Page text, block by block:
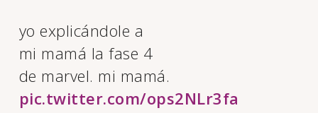
yo explicándole a
mi mamá la fase 4
de marvel. mi mamá.
pic.twitter.com/ops2NLr3fa